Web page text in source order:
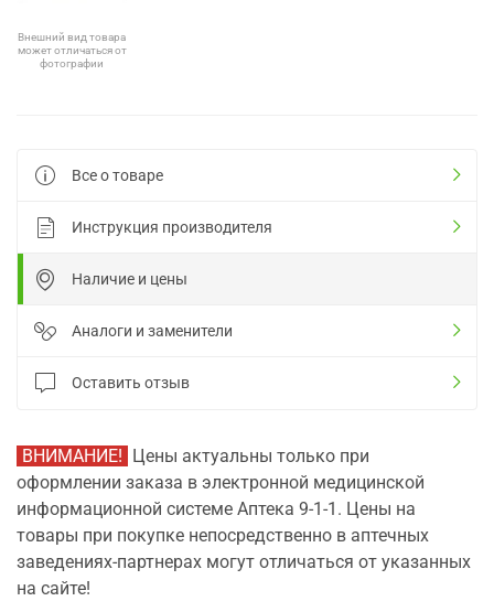
Внешний вид товара
может отличаться от
фотографии
Все о товаре
Инструкция производителя
Наличие и цены
Аналоги и заменители
Оставить отзыв
ВНИМАНИЕ! Цены актуальны только при
оформлении заказа в электронной медицинской
информационной системе Аптека 9-1-1. Цены на
товары при покупке непосредственно в аптечных
заведениях-партнерах могут отличаться от указанных
на сайте!